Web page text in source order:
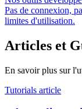
Pas de connexion,
limites d'utilisation.
Articles et
En savoir plus sur
Tutorials article